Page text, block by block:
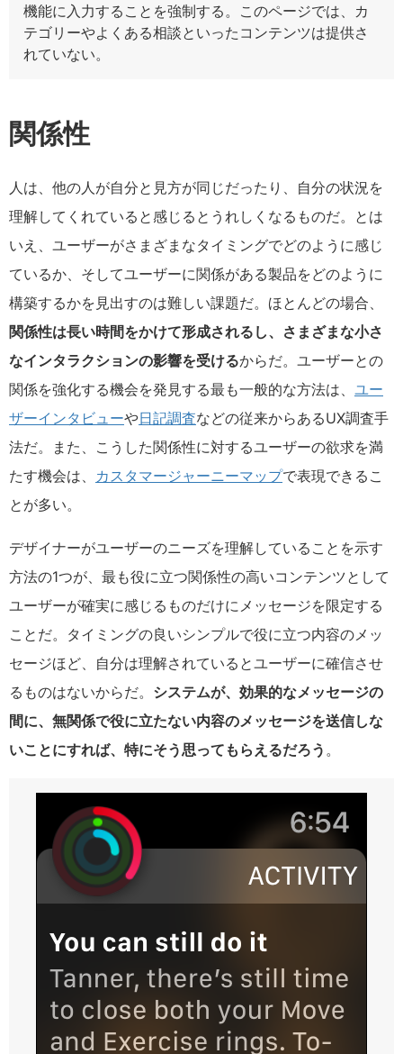
機能に入力することを強制する。このページでは、カ
テゴリーやよくある相談といったコンテンツは提供さ
れていない。
関係性
人は、他の人が自分と見方が同じだったり、自分の状況を
理解してくれていると感じるとうれしくなるものだ。とは
いえ、ユーザーがさまざまなタイミングでどのように感じ
ているか、そしてユーザーに関係がある製品をどのように
構築するかを見出すのは難しい課題だ。ほとんどの場合、
関係性は長い時間をかけて形成されるし、さまざまな小さ
なインタラクションの影響を受けるからだ。ユーザーとの
関係を強化する機会を発見する最も一般的な方法は、 ユー
ザーインタビューや日記調査などの従来からあるUX調査手
法だ。また、こうした関係性に対するユーザーの欲求を満
たす機会は、 カスタマージャーニーマップで表現できるこ
とが多い。
デザイナーがユーザーのニーズを理解していることを示す
方法の1つが、最も役に立つ関係性の高いコンテンツとして
ユーザーが確実に感じるものだけにメッセージを限定する
ことだ。タイミングの良いシンプルで役に立つ内容のメッ
セージほど、自分は理解されているとユーザーに確信させ
るものはないからだ。 システムが、効果的なメッセージの
間に、無関係で役に立たない内容のメッセージを送信しな
いことにすれば、特にそう思ってもらえるだろう 。